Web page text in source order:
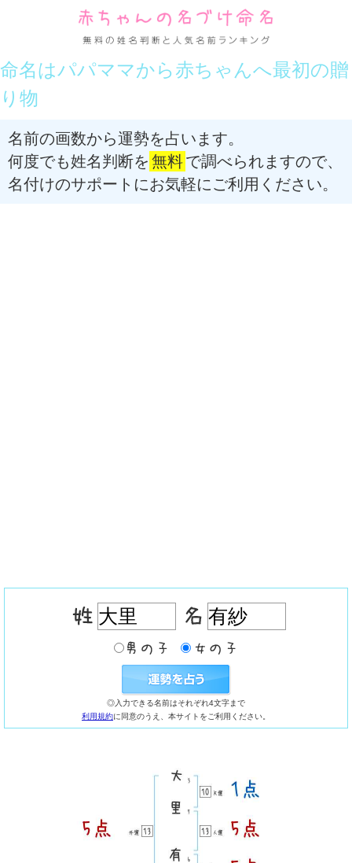
命名はパパママから赤ちゃんへ最初の贈
り物
名前の画数から運勢を占います。
何度でも姓名判断を 無料で調べられますので、
名付けのサポートにお気軽にご利用ください。
◎入力できる名前はそれぞれ4文字まで
利用規約に同意のうえ、本サイトをご利用ください。